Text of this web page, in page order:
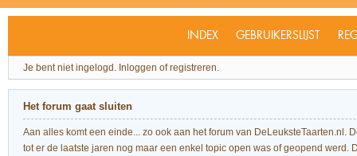
INDEX GEBRUIKERSLIJST
Je bent niet ingelogd. Inloggen of registreren.
Het forum gaat sluiten
Aan alles komt een einde... zo ook aan het forum van
tot er de laatste jaren nog maar een enkel topic open was of geopend